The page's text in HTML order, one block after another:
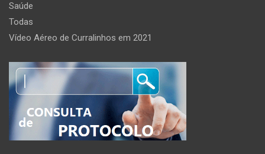
Saúde
Todas
Vídeo Aéreo de Curralinhos em 2021